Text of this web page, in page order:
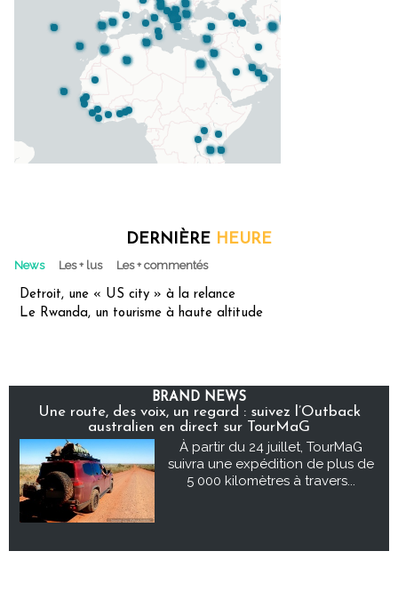
DERNIÈRE HEURE
News Les + lus Les + commentés
Detroit, une « US city » à la relance
Le Rwanda, un tourisme à haute altitude
BRAND NEWS
Une route, des voix, un regard : suivez l’Outback
australien en direct sur TourMaG
À partir du 24 juillet, TourMaG
suivra une expédition de plus de
5 000 kilomètres à travers...